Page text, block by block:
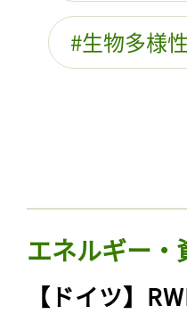
生物多様性
エネルギー・
【ドイツ】